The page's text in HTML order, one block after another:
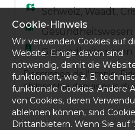
développer un style de vie
Schweiz,Waadt,
Gesundheitswesen
Gesundheitswesen
Description de l'emploi
philosophie depuis plus
Lignière propose une
la santé où le patient est
les attentions. En tenant
...
Cookie-Hinweis
Wir verwenden Cookies auf
Website. Einige davon sind
notwendig, damit die
funktioniert, wie z. B.
funktionale Cookies. Andere
von Cookies, deren
ablehnen können, sind
Drittanbietern. Wenn Sie auf